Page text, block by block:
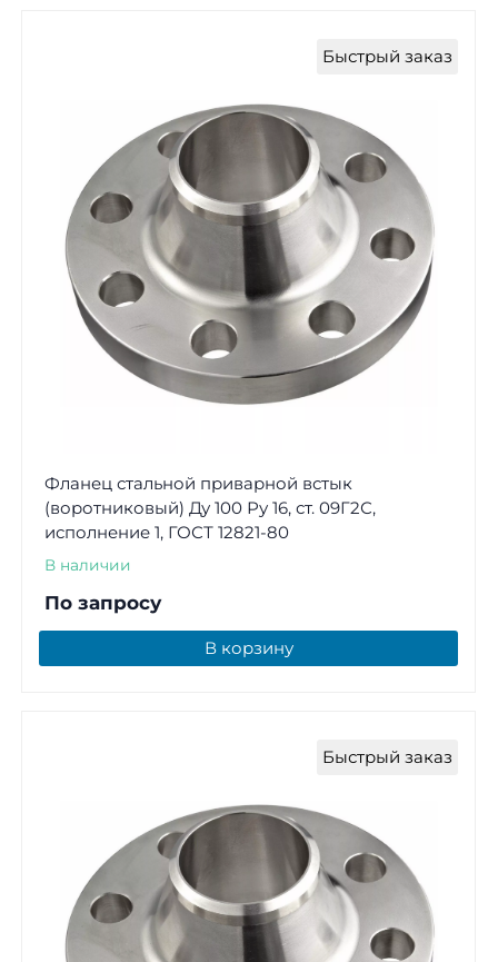
Быстрый заказ
Фланец стальной приварной встык
(воротниковый) Ду 100 Ру 16, ст. 09Г2С,
исполнение 1, ГОСТ 12821-80
В наличии
По запросу
В корзину
Быстрый заказ